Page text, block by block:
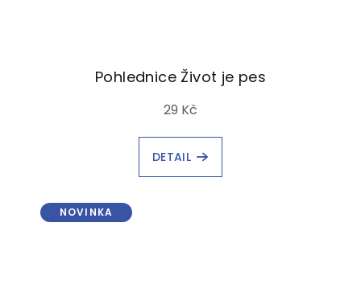
Pohlednice Život je pes
29 Kč
DETAIL
NOVINKA